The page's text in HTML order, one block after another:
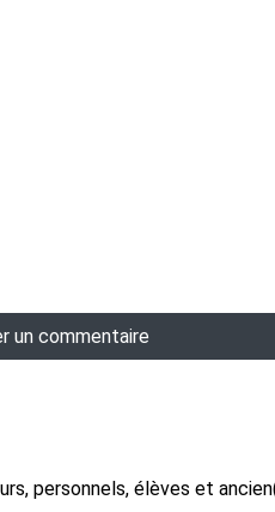
un commentaire
personnels, élèves et